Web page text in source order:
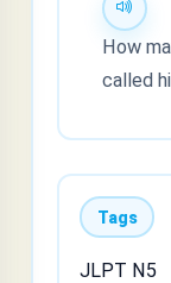
How
called
Tags
JLPT N5